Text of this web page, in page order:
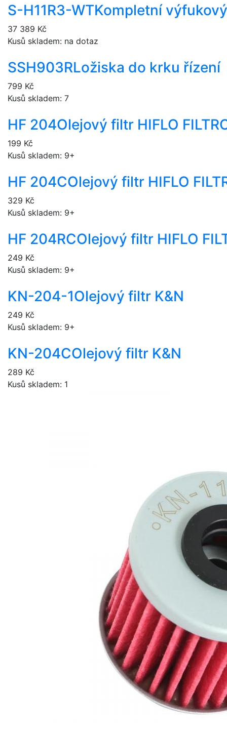
S-H11R3-WTKompletní
37 389 Kč
Kusů skladem: na dotaz
SSH903RLožiska do krku řízení
799 Kč
Kusů skladem: 7
HF 204Olejový filtr HIFLO
199 Kč
Kusů skladem: 9+
HF 204COlejový filtr HIFLO
329 Kč
Kusů skladem: 9+
HF 204RCOlejový filtr HIFLO
249 Kč
Kusů skladem: 9+
KN-204-1Olejový filtr K&N
249 Kč
Kusů skladem: 9+
KN-204COlejový filtr K&N
289 Kč
Kusů skladem: 1